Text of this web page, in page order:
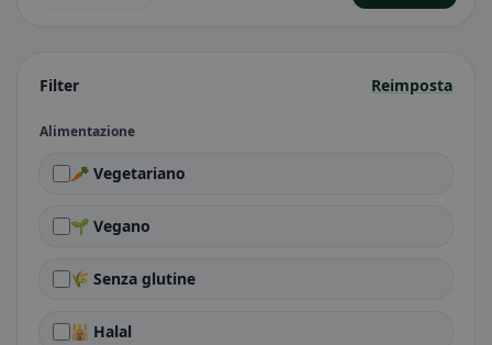
Filter Reimposta
Alimentazione
🥕 Vegetariano
🌱 Vegano
🌾 Senza glutine
🕌 Halal